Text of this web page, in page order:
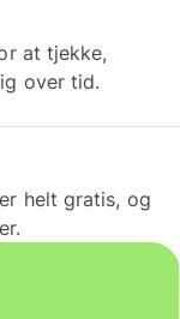
at tjekke,
over tid.
helt gratis, og